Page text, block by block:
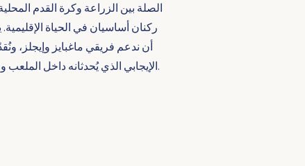
الصلة بين الزراعة وكرة القدم
ركنان أساسيان في الحياة الإقليمية.
أن ندعم فريقي ماغبايز وإيجلز،
الإيجابي الذي يُحدثانه داخل الملعب وخارجه.